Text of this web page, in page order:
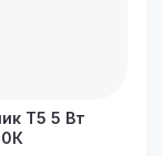
T5 5 Вт